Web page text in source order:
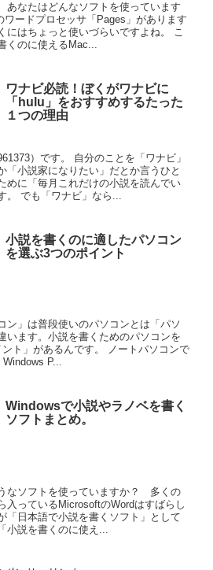
あなたはどんなソフトを使っています
ードプロセッサ「Pages」があります
にはちょっと使いづらいですよね。 こ
くのに使えるMac...
ワナビ必読！ぼくがワナビに
「hulu」をおすすめするたった
１つの理由
）です。 自分のことを「ワナビ」
「小説家になりたい」だとか言うひと
めに「毎月これだけの小説を読んでい
。 でも「ワナビ」なら...
小説を書くのに適したパソコン
を選ぶ3つのポイント
ン」は普段使いのパソコンとは「パソ
います。小説を書くためのパソコンを
ト」があるんです。 ノートパソコンで
P...
Windowsで小説やラノベを書く
ソフトまとめ。
なソフトを使っていますか？ 多くの
入っているMicrosoftのWordはすばらし
「日本語で小説を書くソフト」として
小説を書くのに使え...